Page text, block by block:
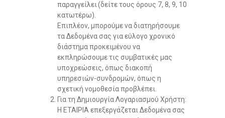
παραγγείλει (δείτε τους όρους 7, 8, 9, 10
κατωτέρω).
Επιπλέον, μπορούμε να διατηρήσουμε
τα Δεδομένα σας για εύλογο χρονικό
διάστημα προκειμένου να
εκπληρώσουμε τις συμβατικές μας
υποχρεώσεις, όπως διακοπή
υπηρεσιών-συνδρομών, όπως η
σχετική νομοθεσία προβλέπει.
Για τη Δημιουργία Λογαριασμού Χρήστη:
Η ΕΤΑΙΡΙΑ επεξεργάζεται Δεδομένα σας